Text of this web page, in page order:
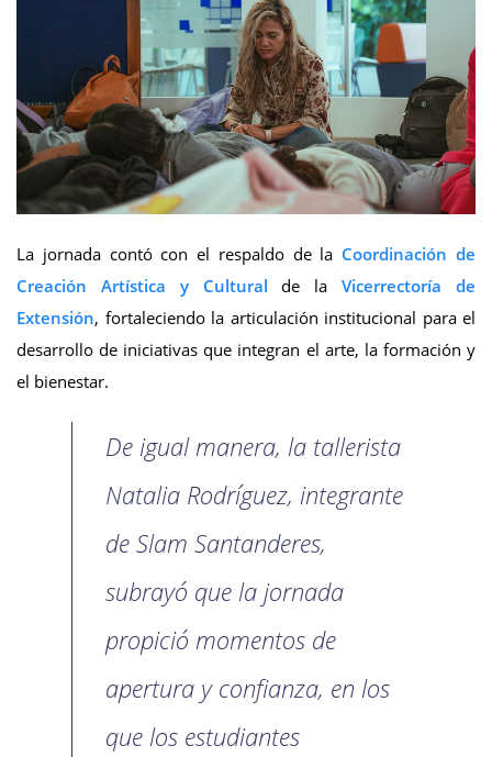
La jornada contó con el respaldo de la Coordinación de
Creación Artística y Cultural de laVicerrectoría de
Extensión, fortaleciendo la articulación institucional para el
desarrollo de iniciativas que integran el arte, la formación y
el bienestar.
De igual manera, la tallerista
Natalia Rodríguez, integrante
de Slam Santanderes,
subrayó que la jornada
propició momentos de
apertura y confianza, en los
que los estudiantes